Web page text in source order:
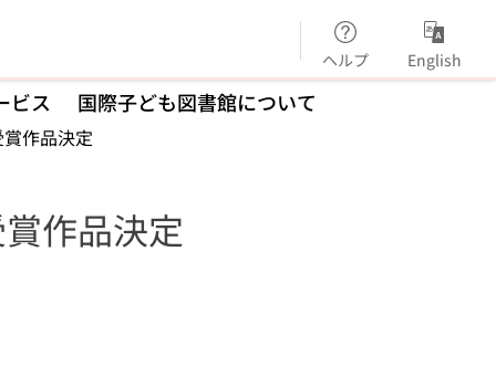
ヘルプ English
ビス 国際子ども図書館について
作品決定
作品決定